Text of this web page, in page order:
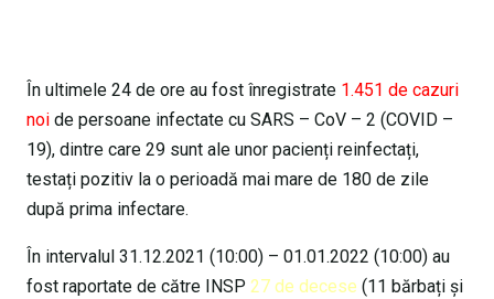
În ultimele 24 de ore au fost înregistrate 1.451 de cazuri
noi de persoane infectate cu SARS – CoV – 2 (COVID –
19), dintre care 29 sunt ale unor pacienți reinfectați,
testați pozitiv la o perioadă mai mare de 180 de zile
după prima infectare.
În intervalul 31.12.2021 (10:00) – 01.01.2022 (10:00) au
fost raportate de către INSP 27 de decese (11 bărbați și